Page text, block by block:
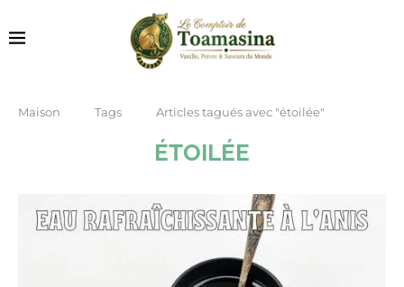
Maison Tags Articles tagués avec "étoilée"
ÉTOILÉE